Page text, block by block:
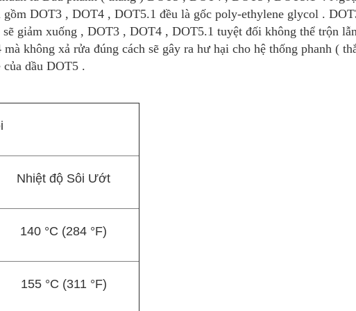
DOT3 , DOT4 , DOT5.1 đều là gốc poly-ethylene glycol .
giảm xuống , DOT3 , DOT4 , DOT5.1 tuyệt đối không thể trộn
không xả rửa đúng cách sẽ gây ra hư hại cho hệ thống phanh (
dầu DOT5 .
Nhiệt độ Sôi Ướt
140 °C (284 °F)
155 °C (311 °F)